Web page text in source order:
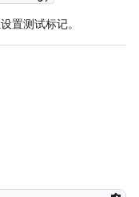
置测试标记。